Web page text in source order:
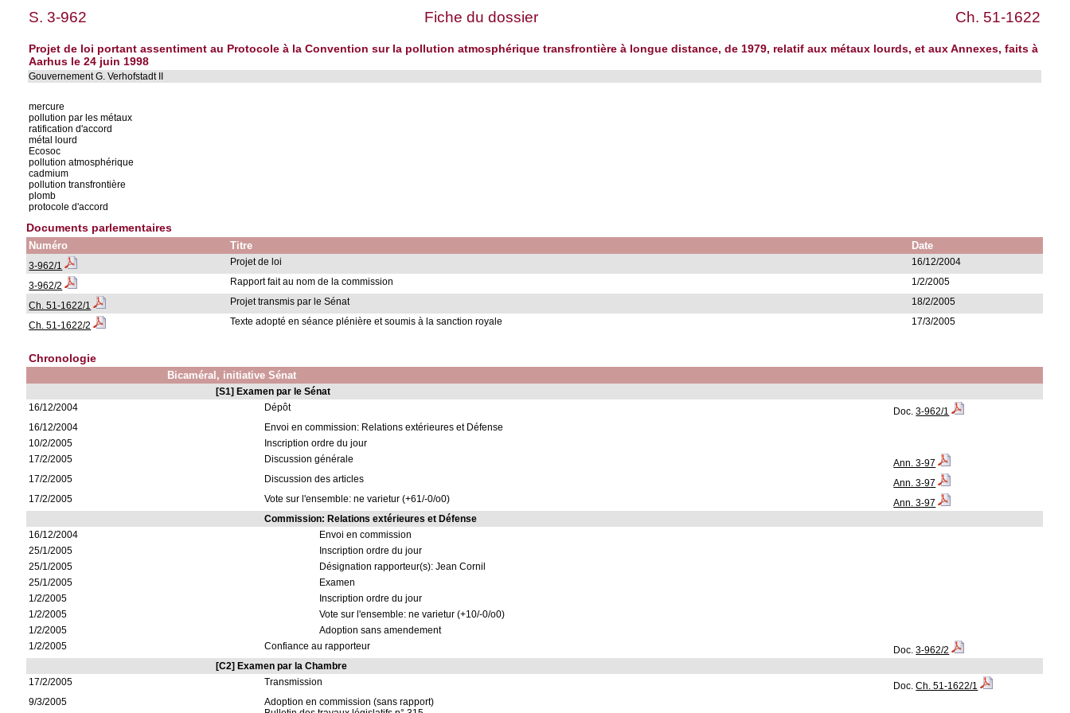
S. 3-962 Fiche du dossier Ch. 51-1622
Projet de loi portant assentiment au Protocole à la Convention sur la pollution atmosphérique transfrontière à longue distance, de 1979, relatif aux métaux lourds, et aux Annexes, faits à
Aarhus le 24 juin 1998
Gouvernement G. Verhofstadt II
mercure
pollution par les métaux
ratification d'accord
métal lourd
Ecosoc
pollution atmosphérique
cadmium
pollution transfrontière
plomb
protocole d'accord
Documents parlementaires
Numéro Titre Date
3-962/1 Projet de loi 16/12/2004
3-962/2 Rapport fait au nom de la commission 1/2/2005
Ch. 51-1622/1 Projet transmis par le Sénat 18/2/2005
Ch. 51-1622/2 Texte adopté en séance plénière et soumis à la sanction royale 17/3/2005
Chronologie
Bicaméral, initiative Sénat
[S1] Examen par le Sénat
16/12/2004
Dépôt Doc.3-962/1
16/12/2004
Envoi en commission: Relations extérieures et Défense
10/2/2005
Inscription ordre du jour
17/2/2005
Discussion générale
Ann. 3-97
17/2/2005
Discussion des articles
Ann. 3-97
17/2/2005
Vote sur l'ensemble: ne varietur (+61/-0/o0)
Ann. 3-97
Commission: Relations extérieures et Défense
16/12/2004
Envoi en commission
25/1/2005
Inscription ordre du jour
25/1/2005
Désignation rapporteur(s): Jean Cornil
25/1/2005
Examen
1/2/2005
Inscription ordre du jour
1/2/2005
Vote sur l'ensemble: ne varietur (+10/-0/o0)
1/2/2005
Adoption sans amendement
1/2/2005
Confiance au rapporteur Doc.3-962/2
[C2] Examen par la Chambre
17/2/2005
Transmission Doc.Ch. 51-1622/1
9/3/2005
Adoption en commission (sans rapport)